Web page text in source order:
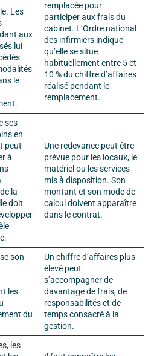
Les
aux
lui
le
remplacée pour
participer aux frais du
cabinet. L’Ordre national
des infirmiers indique
qu’elle se situe
habituellement entre 5 et
10 % du chiffre d’affaires
réalisé pendant le
remplacement.
ses
en
peut
à
la
doit
Une redevance peut être
prévue pour les locaux, le
matériel ou les services
mis à disposition. Son
montant et son mode de
calcul doivent apparaître
dans le contrat.
son
les
du
Un chiffre d’affaires plus
élevé peut
s’accompagner de
davantage de frais, de
responsabilités et de
temps consacré à la
gestion.
les